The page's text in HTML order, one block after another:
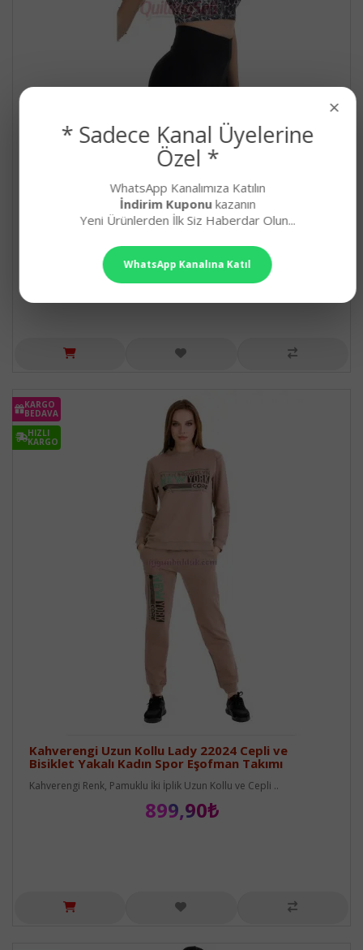
Siyah Renk, Beyaz Desenli Lady 4016 Kadın Kısa
Taytlı Büstiyerli Spor Takım
362,90₺
KARGO
BEDAVA
HIZLI
KARGO
Kahverengi Uzun Kollu Lady 22024 Cepli ve
Bisiklet Yakalı Kadın Spor Eşofman Takımı
Kahverengi Renk, Pamuklu İki İplik Uzun Kollu ve Cepli ..
899,90₺
×
* Sadece Kanal Üyelerine
Özel *
WhatsApp Kanalımıza Katılın
İndirim Kuponukazanın
Yeni Ürünlerden İlk Siz Haberdar Olun...
WhatsApp Kanalına Katıl